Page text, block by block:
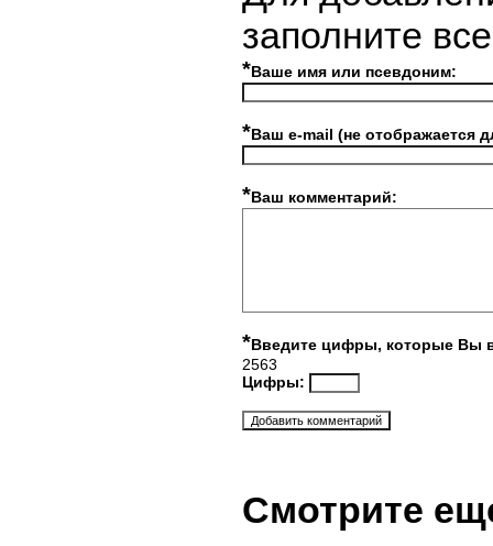
заполните
*Ваше имя или псевдоним:
*Ваш e-mail (не отображается
*Ваш комментарий:
*Введите цифры, которые Вы
2563
Цифры:
Смотрите